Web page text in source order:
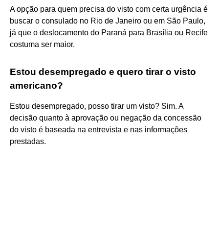
A opção para quem precisa do visto com certa urgência é
buscar o consulado no Rio de Janeiro ou em São Paulo,
já que o deslocamento do Paraná para Brasília ou Recife
costuma ser maior.
Estou desempregado e quero tirar o visto
americano?
Estou desempregado, posso tirar um visto? Sim. A
decisão quanto à aprovação ou negação da concessão
do visto é baseada na entrevista e nas informações
prestadas.